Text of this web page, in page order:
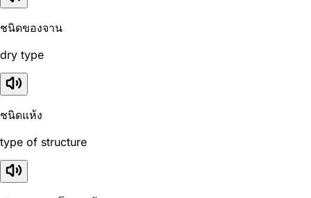
ชนิดของจาน
dry type
ชนิดแห้ง
type of structure